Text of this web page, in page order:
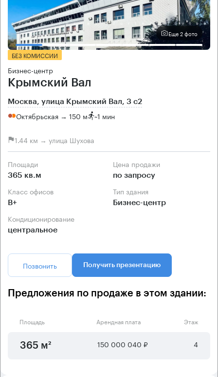
Еще 2 фото
БЕЗ КОМИССИИ
Бизнес-центр
Крымский Вал
Москва, улица Крымский Вал, 3 с2
Октябрьская → 150 м ~1 мин
1.44 км → улица Шухова
Площади
365 кв.м
Цена продажи
по запросу
Класс офисов
B+
Тип здания
Бизнес-центр
Кондиционирование
центральное
Позвонить Получить презентацию
Предложения по продаже в этом здании:
Площадь Арендная плата Этаж
365 м² 150 000 040 ₽ 4